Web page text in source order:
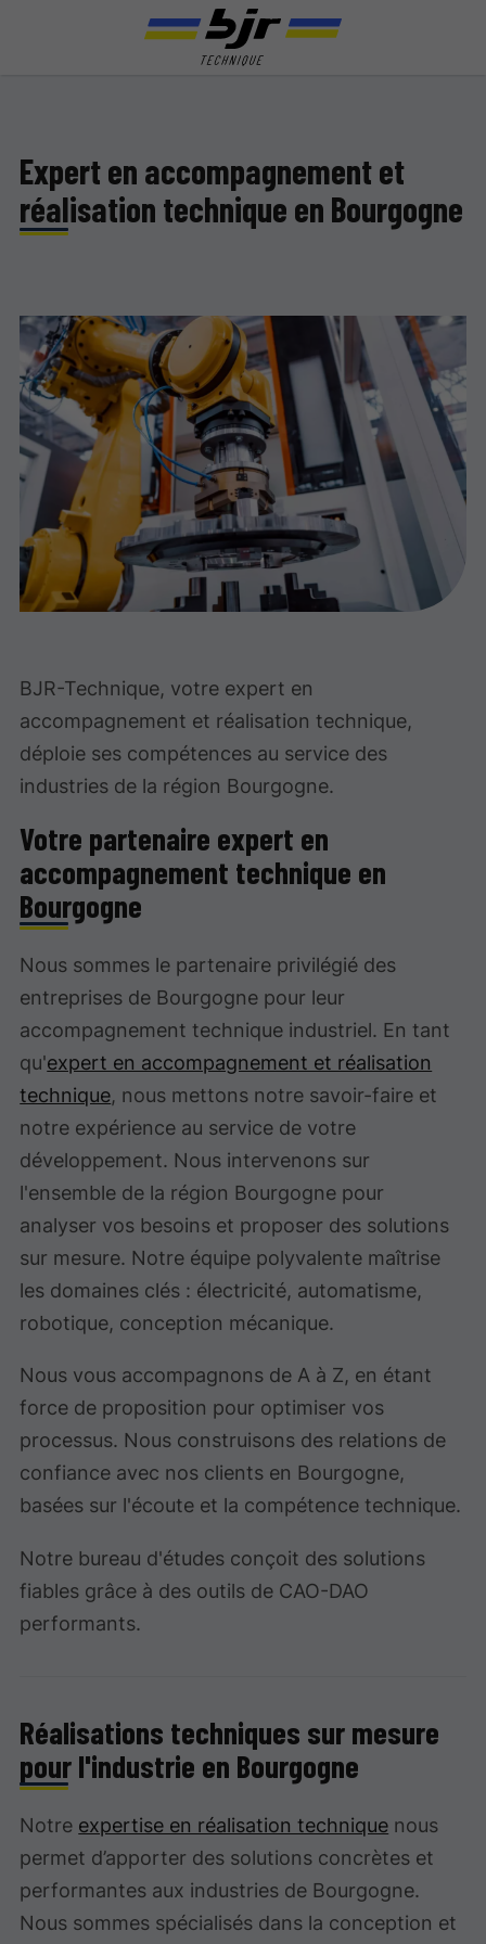
Expert en accompagnement et
réalisation technique en Bourgogne
BJR-Technique, votre expert en
accompagnement et réalisation technique,
déploie ses compétences au service des
industries de la région Bourgogne.
Votre partenaire expert en
accompagnement technique en
Bourgogne
Nous sommes le partenaire privilégié des
entreprises de Bourgogne pour leur
accompagnement technique industriel. En tant
qu'expert en accompagnement et réalisation
technique, nous mettons notre savoir-faire et
notre expérience au service de votre
développement. Nous intervenons sur
l'ensemble de la région Bourgogne pour
analyser vos besoins et proposer des solutions
sur mesure. Notre équipe polyvalente maîtrise
les domaines clés : électricité, automatisme,
robotique, conception mécanique.
Nous vous accompagnons de A à Z, en étant
force de proposition pour optimiser vos
processus. Nous construisons des relations de
confiance avec nos clients en Bourgogne,
basées sur l'écoute et la compétence technique.
Notre bureau d'études conçoit des solutions
fiables grâce à des outils de CAO-DAO
performants.
Réalisations techniques sur mesure
pour l'industrie en Bourgogne
Notre expertise en réalisation technique nous
permet d’apporter des solutions concrètes et
performantes aux industries de Bourgogne.
Nous sommes spécialisés dans la conception et